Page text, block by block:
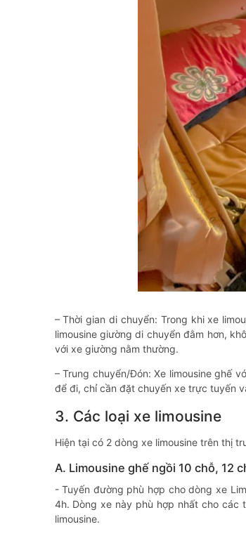
– Thời gian di chuyển: Trong khi xe
limousine giường di chuyển đằm hơn,
với xe giường nằm thường.
– Trung chuyển/Đón: Xe limousine ghế
để đi, chỉ cần đặt chuyến xe trực tuyến
3. Các loại xe limousine
Hiện tại có 2 dòng xe limousine trên thị
A. Limousine ghế ngồi 10 chỗ, 12
- Tuyến đường phù hợp cho dòng xe
4h. Dòng xe này phù hợp nhất cho các
limousine.